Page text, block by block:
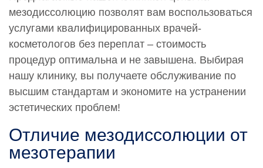
мезодиссолюцию позволят вам воспользоваться
услугами квалифицированных врачей-
косметологов без переплат – стоимость
процедур оптимальна и не завышена. Выбирая
нашу клинику, вы получаете обслуживание по
высшим стандартам и экономите на устранении
эстетических проблем!
Отличие мезодиссолюции от
мезотерапии